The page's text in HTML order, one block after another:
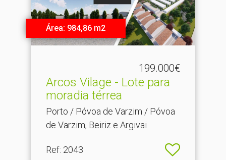
Área: 984,86 m2
199.000€
Arcos Vilage - Lote para
moradia térrea
Porto / Póvoa de Varzim / Póvoa
de Varzim, Beiriz e Argivai
Ref: 2043